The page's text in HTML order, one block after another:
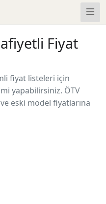
Fiyat
fiyat listeleri için
yapabilirsiniz. ÖTV
eski model fiyatlarına